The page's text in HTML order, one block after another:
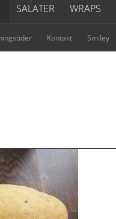
SALATER WRAPS
Kontakt Smiley